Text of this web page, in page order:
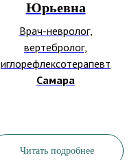
Юрьевна
Врач-невролог,
вертебролог,
иглорефлексотерапевт
Самара
Читать подробнее